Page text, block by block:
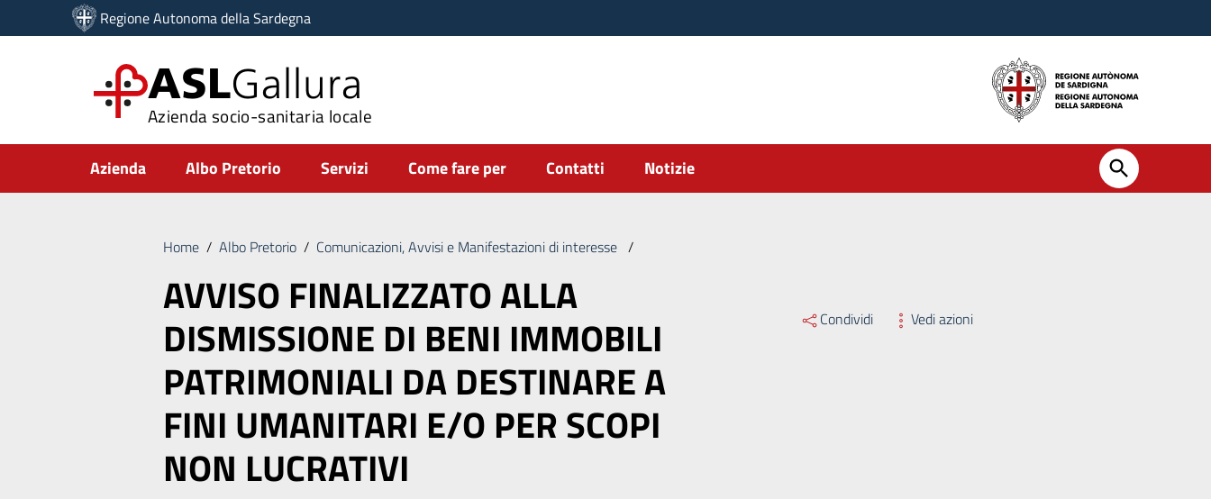
Vai ai contenuti
Vai al menu di navigazione
Regione Autonoma della Sardegna
ASLGallura
Azienda socio-sanitaria locale
Submenu
Azienda Albo Pretorio Servizi Come fare per Contatti Notizie
Home / Albo Pretorio / Comunicazioni, Avvisi e Manifestazioni di interesse /
AVVISO FINALIZZATO ALLA
DISMISSIONE DI BENI IMMOBILI
PATRIMONIALI DA DESTINARE A
FINI UMANITARI E/O PER SCOPI
NON LUCRATIVI
Condividi Vedi azioni